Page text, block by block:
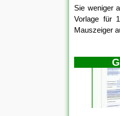
Sie weniger
Vorlage für
Mauszeiger